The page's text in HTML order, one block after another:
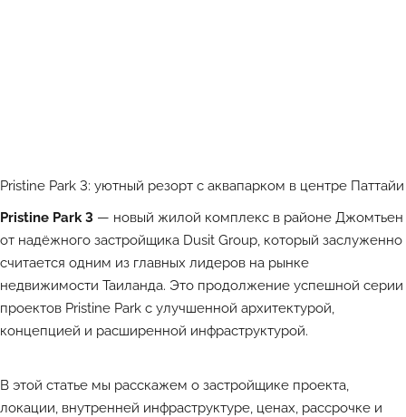
Pristine Park 3: уютный резорт с аквапарком в центре Паттайи
Pristine Park 3 — новый жилой комплекс в районе Джомтьен
от надёжного застройщика Dusit Group, который заслуженно
считается одним из главных лидеров на рынке
недвижимости Таиланда. Это продолжение успешной серии
проектов Pristine Park с улучшенной архитектурой,
концепцией и расширенной инфраструктурой.
В этой статье мы расскажем о застройщике проекта,
локации, внутренней инфраструктуре, ценах, рассрочке и